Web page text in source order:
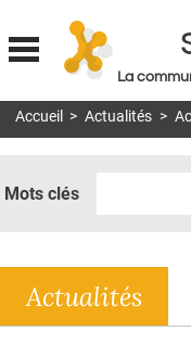
La
MON COMPTE
DOSSIERS
RÉSEAUX
Accueil > Actualités >
Mots clés
Actualités